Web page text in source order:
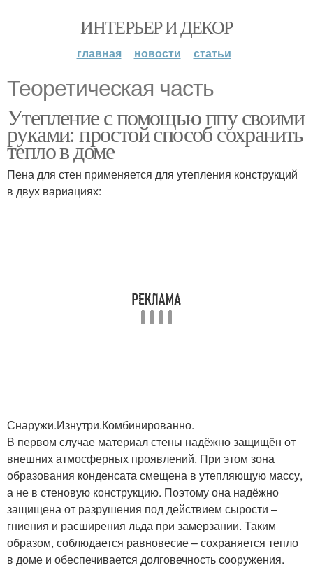
ИНТЕРЬЕР И ДЕКОР
главная новости статьи
Теоретическая часть
Утепление с помощью ппу своими
руками: простой способ сохранить
тепло в доме
Пена для стен применяется для утепления конструкций
в двух вариациях:
Снаружи.Изнутри.Комбинированно.
В первом случае материал стены надёжно защищён от
внешних атмосферных проявлений. При этом зона
образования конденсата смещена в утепляющую массу,
а не в стеновую конструкцию. Поэтому она надёжно
защищена от разрушения под действием сырости –
гниения и расширения льда при замерзании. Таким
образом, соблюдается равновесие – сохраняется тепло
в доме и обеспечивается долговечность сооружения.